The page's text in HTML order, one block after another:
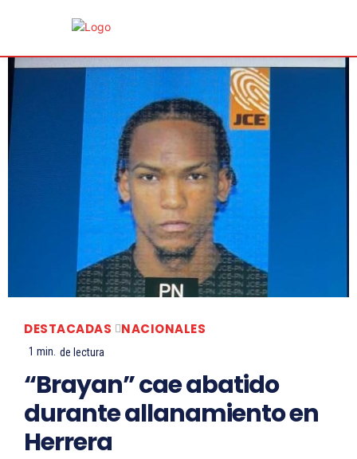
DESTACADAS NACIONALES
1 min. de lectura
“Brayan” cae abatido
durante allanamiento en
Herrera